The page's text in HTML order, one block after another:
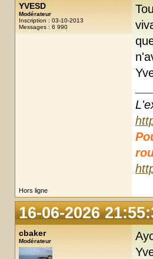
YVESD
Modérateur
Inscription : 03-10-2013
Messages : 6 990
Hors ligne
16-06-2026
cbaker
Modérateur